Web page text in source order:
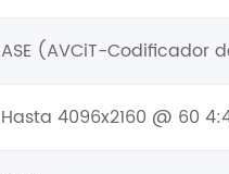
ASE (AVCiT-
Hasta 4096x2160 @ 60